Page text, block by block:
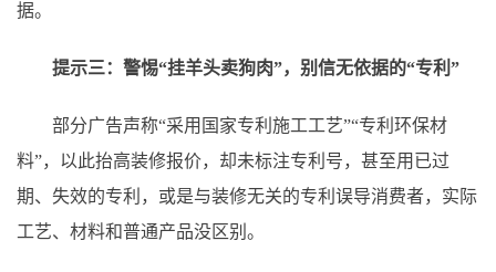
据。
提示三：警惕“挂羊头卖狗肉”，别信无依据的“专利”
部分广告声称“采用国家专利施工工艺”“专利环保材
料”，以此抬高装修报价，却未标注专利号，甚至用已过
期、失效的专利，或是与装修无关的专利误导消费者，实际
工艺、材料和普通产品没区别。